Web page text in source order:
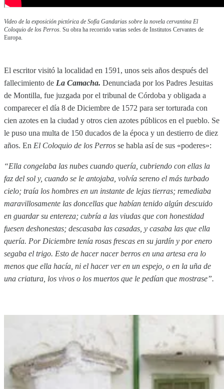
Video de la exposición pictórica de Sofía Gandarias sobre la novela cervantina El
Coloquio de los Perros. Su obra ha recorrido varias sedes de Institutos Cervantes de
Europa.
El escritor visitó la localidad en 1591, unos seis años después del
fallecimiento de La Camacha. Denunciada por los Padres Jesuitas
de Montilla, fue juzgada por el tribunal de Córdoba y obligada a
comparecer el día 8 de Diciembre de 1572 para ser torturada con
cien azotes en la ciudad y otros cien azotes públicos en el pueblo. Se
le puso una multa de 150 ducados de la época y un destierro de diez
años. En El Coloquio de los Perros se habla así de sus «poderes»:
“Ella congelaba las nubes cuando quería, cubriendo con ellas la
faz del sol y, cuando se le antojaba, volvía sereno el más turbado
cielo; traía los hombres en un instante de lejas tierras; remediaba
maravillosamente las doncellas que habían tenido algún descuido
en guardar su entereza; cubría a las viudas que con honestidad
fuesen deshonestas; descasaba las casadas, y casaba las que ella
quería. Por Diciembre tenía rosas frescas en su jardín y por enero
segaba el trigo. Esto de hacer nacer berros en una artesa era lo
menos que ella hacía, ni el hacer ver en un espejo, o en la uña de
una criatura, los vivos o los muertos que le pedían que mostrase”.